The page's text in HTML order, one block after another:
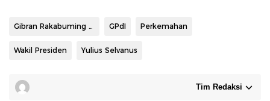
Gibran Rakabuming Raka GPdI Perkemahan
Wakil Presiden Yulius Selvanus
Tim Redaksi